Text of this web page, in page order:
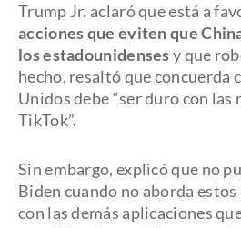
Trump Jr. aclaró que está a
acciones que eviten que
los estadounidensesy que
hecho, resaltó que concuerda
Unidos debe “ser duro con las
TikTok”.
Sin embargo, explicó que no
Biden cuando no aborda
con las demás aplicaciones